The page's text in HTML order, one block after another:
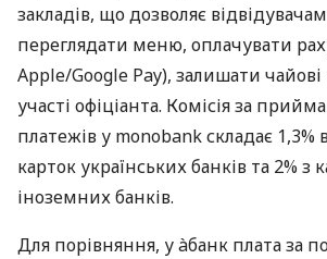
закладів, що дозволяє
переглядати меню, оплачувати
Apple/Google Pay), залишати чайові
участі офіціанта. Комісія за
платежів у monobank складає 1,3%
карток українських банків та 2% з
іноземних банків.
Для порівняння, у àбанк плата за